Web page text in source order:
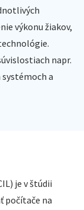
výkonu žiakov,
napr.
a
je v štúdii
počítače na